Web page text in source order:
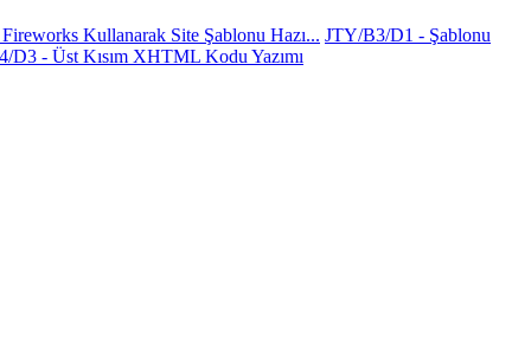
Kullanarak Site Şablonu Hazı... JTY/B3/D1 - Şablonu
D3 - Üst Kısım XHTML Kodu Yazımı